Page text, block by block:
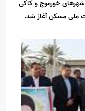
خورموج و کاکی